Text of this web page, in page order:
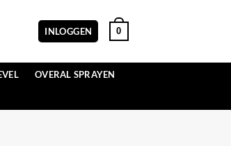
INLOGGEN 0
OVERAL SPRAYEN